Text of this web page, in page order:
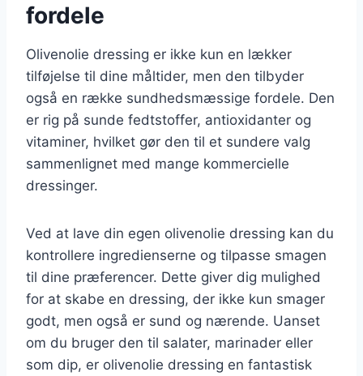
fordele
Olivenolie dressing er ikke kun en lækker
tilføjelse til dine måltider, men den tilbyder
også en række sundhedsmæssige fordele. Den
er rig på sunde fedtstoffer, antioxidanter og
vitaminer, hvilket gør den til et sundere valg
sammenlignet med mange kommercielle
dressinger.
Ved at lave din egen olivenolie dressing kan du
kontrollere ingredienserne og tilpasse smagen
til dine præferencer. Dette giver dig mulighed
for at skabe en dressing, der ikke kun smager
godt, men også er sund og nærende. Uanset
om du bruger den til salater, marinader eller
som dip, er olivenolie dressing en fantastisk